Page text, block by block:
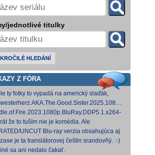
jednotlivé titulky
HLEDÁNÍ
Z FÓRA
ty fotky to vypadá na americký slaďák,
opak je pravdou..... Kdysi jsem četl i
cinepth [5,88 GB] Nemecké
[18,74 GB]
že to tuším nie je komédia. Ale
sa môže konať. Možno príde aj
pes a tomu
UNCUT Blu-ray verzia obsahujúca aj
Skarsgårda, explicitnejšie zábery sexu
je ta translátorovej češtin srandovňý. :-)
sa ani nedalo čakať.